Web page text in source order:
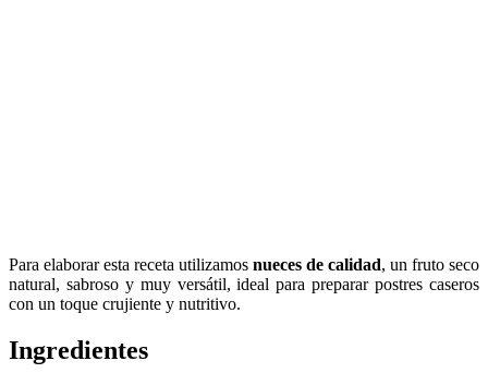
Para elaborar esta receta utilizamos nueces de calidad, un fruto seco
natural, sabroso y muy versátil, ideal para preparar postres caseros
con un toque crujiente y nutritivo.
Ingredientes